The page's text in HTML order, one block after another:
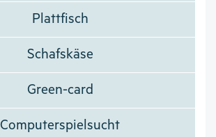
Plattfisch
Schafskäse
Green-card
Computerspielsucht